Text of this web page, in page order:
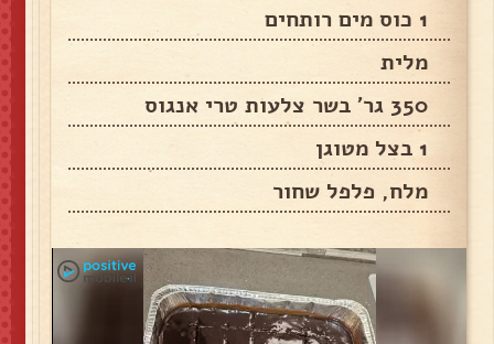
1 כוס מים רותחים
מלית
350 גר' בשר צלעות טרי אנגוס
1 בצל מטוגן
מלח, פלפל שחור